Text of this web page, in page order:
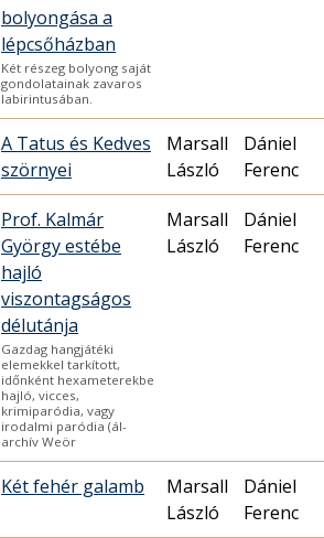
bolyongása a
lépcsőházban
Két részeg bolyong saját
gondolatainak zavaros
labirintusában.
A Tatus és Kedves
szörnyei
Marsall
László
Dániel
Ferenc
Prof. Kalmár
György estébe
hajló
viszontagságos
délutánja
Gazdag hangjátéki
elemekkel tarkított,
időnként hexameterekbe
hajló, vicces,
krimiparódia, vagy
irodalmi paródia (ál-
archív Weör
Marsall
László
Dániel
Ferenc
Két fehér galamb
Marsall
László
Dániel
Ferenc